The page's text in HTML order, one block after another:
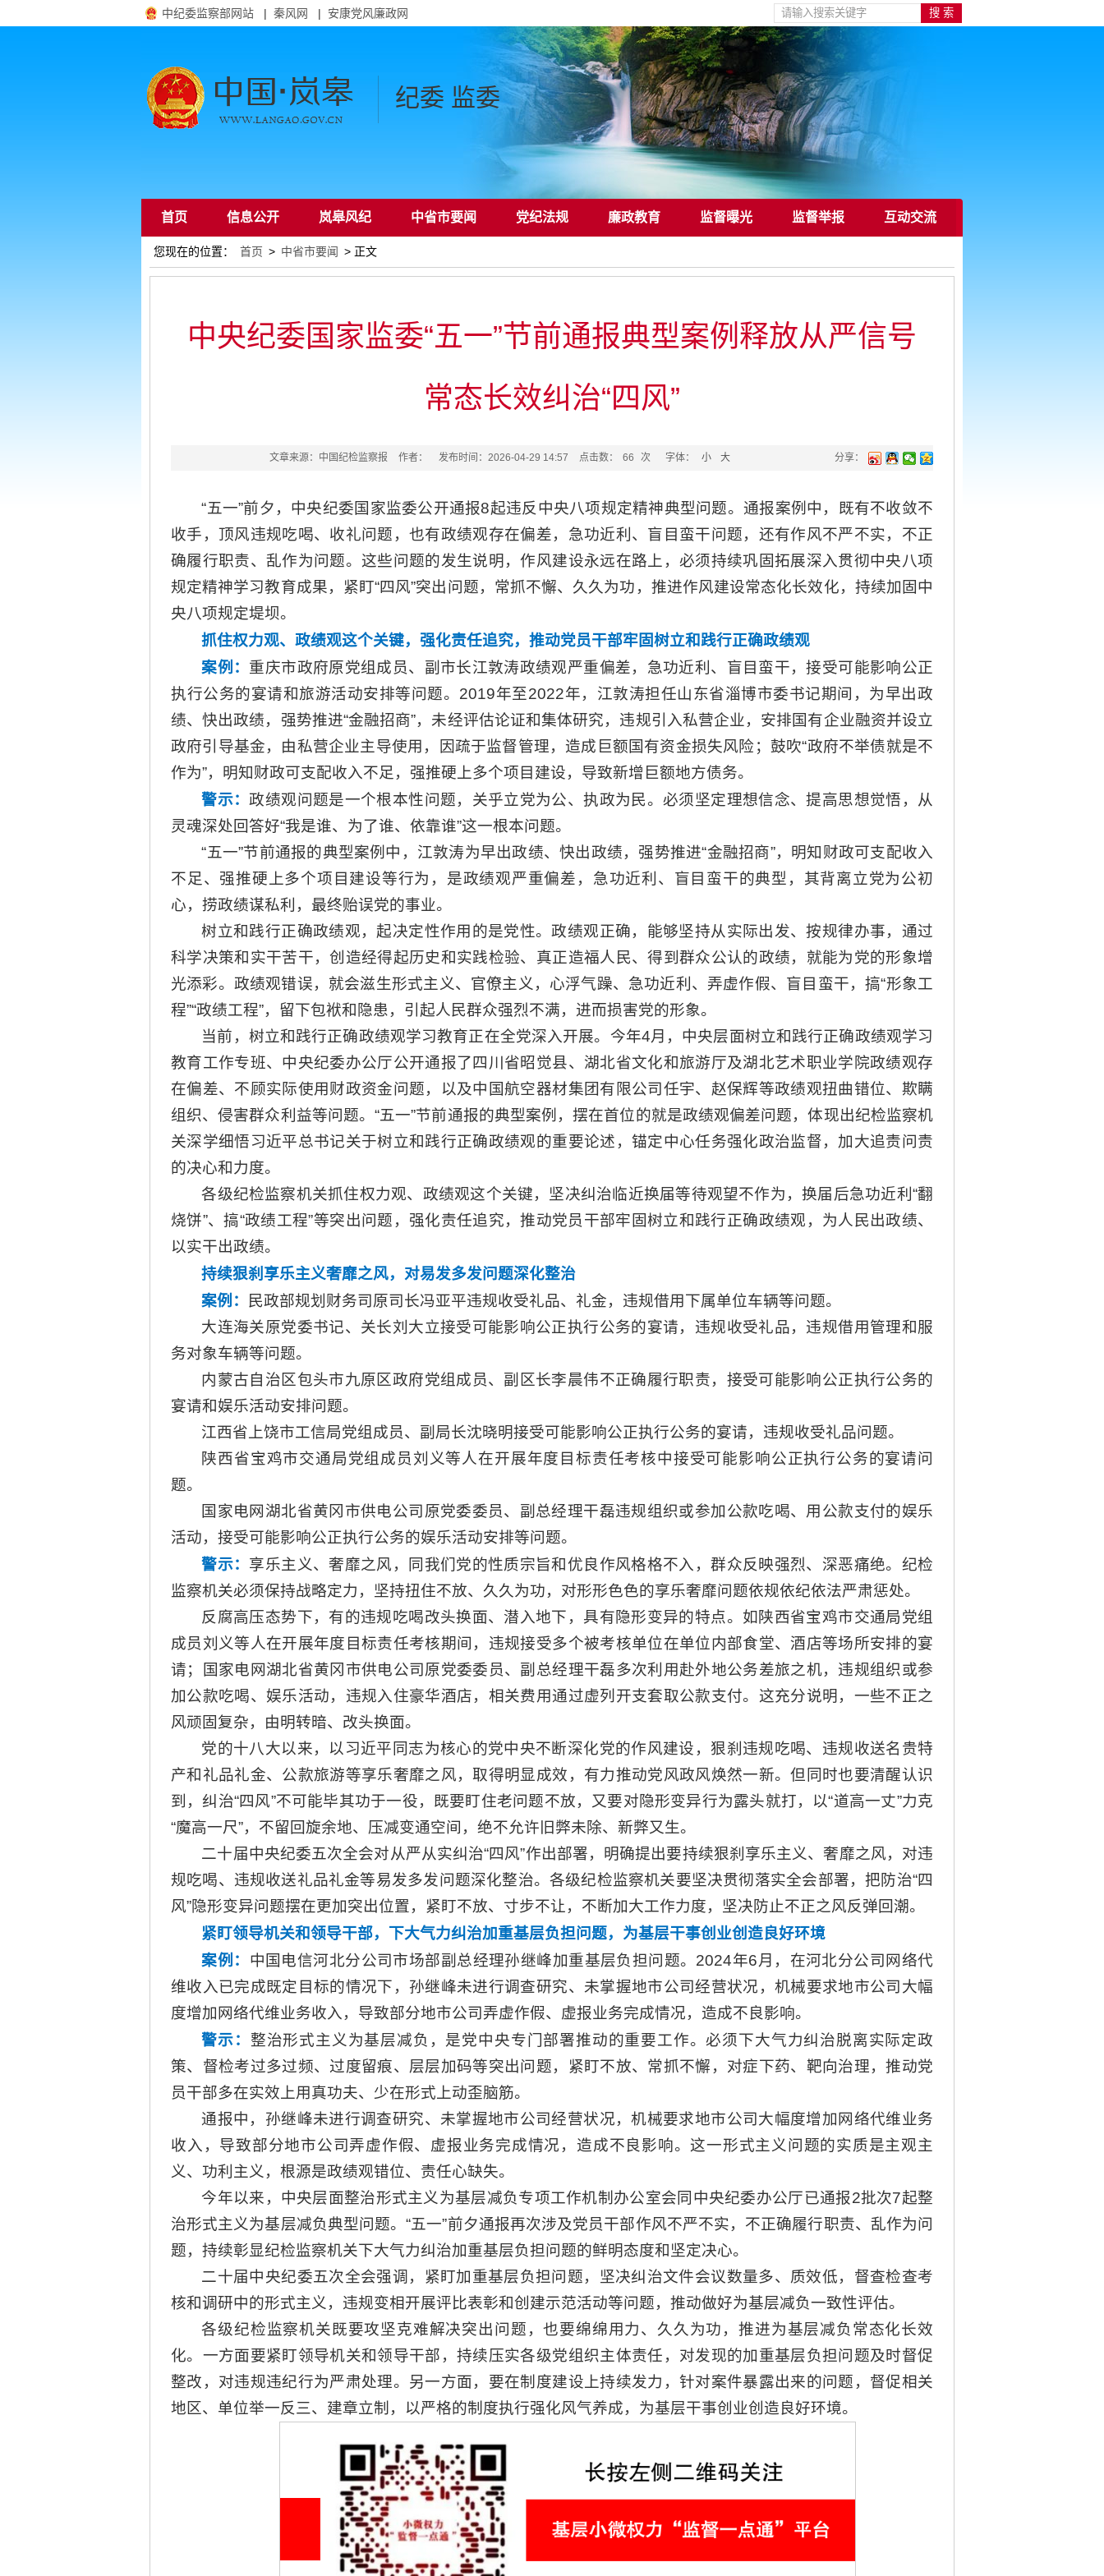
中纪委监察部网站 | 秦风网 | 安康党风廉政网
纪委 监委
首页 信息公开 岚皋风纪 中省市要闻 党纪法规 廉政教育 监督曝光 监督举报 互动交流
通知公告
您现在的位置： 首页 > 中省市要闻 > 正文
中央纪委国家监委“五一”节前通报典型案例释放从严信号
常态长效纠治“四风”
文章来源：中国纪检监察报 作者： 发布时间：2026-04-29 14:57 点击数： 66 次 字体： 小 大 分享：
“五一”前夕，中央纪委国家监委公开通报8起违反中央八项规定精神典型问题。通报案例中，既有不收敛不
收手，顶风违规吃喝、收礼问题，也有政绩观存在偏差，急功近利、盲目蛮干问题，还有作风不严不实，不正
确履行职责、乱作为问题。这些问题的发生说明，作风建设永远在路上，必须持续巩固拓展深入贯彻中央八项
规定精神学习教育成果，紧盯“四风”突出问题，常抓不懈、久久为功，推进作风建设常态化长效化，持续加固中
央八项规定堤坝。
抓住权力观、政绩观这个关键，强化责任追究，推动党员干部牢固树立和践行正确政绩观
案例： 重庆市政府原党组成员、副市长江敦涛政绩观严重偏差，急功近利、盲目蛮干，接受可能影响公正
执行公务的宴请和旅游活动安排等问题。2019年至2022年，江敦涛担任山东省淄博市委书记期间，为早出政
绩、快出政绩，强势推进“金融招商”，未经评估论证和集体研究，违规引入私营企业，安排国有企业融资并设立
政府引导基金，由私营企业主导使用，因疏于监督管理，造成巨额国有资金损失风险；鼓吹“政府不举债就是不
作为”，明知财政可支配收入不足，强推硬上多个项目建设，导致新增巨额地方债务。
警示：政绩观问题是一个根本性问题，关乎立党为公、执政为民。必须坚定理想信念、提高思想觉悟，从
灵魂深处回答好“我是谁、为了谁、依靠谁”这一根本问题。
“五一”节前通报的典型案例中，江敦涛为早出政绩、快出政绩，强势推进“金融招商”，明知财政可支配收入
不足、强推硬上多个项目建设等行为，是政绩观严重偏差，急功近利、盲目蛮干的典型，其背离立党为公初
心，捞政绩谋私利，最终贻误党的事业。
树立和践行正确政绩观，起决定性作用的是党性。政绩观正确，能够坚持从实际出发、按规律办事，通过
科学决策和实干苦干，创造经得起历史和实践检验、真正造福人民、得到群众公认的政绩，就能为党的形象增
光添彩。政绩观错误，就会滋生形式主义、官僚主义，心浮气躁、急功近利、弄虚作假、盲目蛮干，搞“形象工
程”“政绩工程”，留下包袱和隐患，引起人民群众强烈不满，进而损害党的形象。
当前，树立和践行正确政绩观学习教育正在全党深入开展。今年4月，中央层面树立和践行正确政绩观学习
教育工作专班、中央纪委办公厅公开通报了四川省昭觉县、湖北省文化和旅游厅及湖北艺术职业学院政绩观存
在偏差、不顾实际使用财政资金问题，以及中国航空器材集团有限公司任宇、赵保辉等政绩观扭曲错位、欺瞒
组织、侵害群众利益等问题。“五一”节前通报的典型案例，摆在首位的就是政绩观偏差问题，体现出纪检监察机
关深学细悟习近平总书记关于树立和践行正确政绩观的重要论述，锚定中心任务强化政治监督，加大追责问责
的决心和力度。
各级纪检监察机关抓住权力观、政绩观这个关键，坚决纠治临近换届等待观望不作为，换届后急功近利“翻
烧饼”、搞“政绩工程”等突出问题，强化责任追究，推动党员干部牢固树立和践行正确政绩观，为人民出政绩、
以实干出政绩。
持续狠刹享乐主义奢靡之风，对易发多发问题深化整治
案例：
民政部规划财务司原司长冯亚平违规收受礼品、礼金，违规借用下属单位车辆等问题。
大连海关原党委书记、关长刘大立接受可能影响公正执行公务的宴请，违规收受礼品，违规借用管理和服
务对象车辆等问题。
内蒙古自治区包头市九原区政府党组成员、副区长李晨伟不正确履行职责，接受可能影响公正执行公务的
宴请和娱乐活动安排问题。
江西省上饶市工信局党组成员、副局长沈晓明接受可能影响公正执行公务的宴请，违规收受礼品问题。
陕西省宝鸡市交通局党组成员刘义等人在开展年度目标责任考核中接受可能影响公正执行公务的宴请问
题。
国家电网湖北省黄冈市供电公司原党委委员、副总经理干磊违规组织或参加公款吃喝、用公款支付的娱乐
活动，接受可能影响公正执行公务的娱乐活动安排等问题。
警示： 享乐主义、奢靡之风，同我们党的性质宗旨和优良作风格格不入，群众反映强烈、深恶痛绝。纪检
监察机关必须保持战略定力，坚持扭住不放、久久为功，对形形色色的享乐奢靡问题依规依纪依法严肃惩处。
反腐高压态势下，有的违规吃喝改头换面、潜入地下，具有隐形变异的特点。如陕西省宝鸡市交通局党组
成员刘义等人在开展年度目标责任考核期间，违规接受多个被考核单位在单位内部食堂、酒店等场所安排的宴
请；国家电网湖北省黄冈市供电公司原党委委员、副总经理干磊多次利用赴外地公务差旅之机，违规组织或参
加公款吃喝、娱乐活动，违规入住豪华酒店，相关费用通过虚列开支套取公款支付。这充分说明，一些不正之
风顽固复杂，由明转暗、改头换面。
党的十八大以来，以习近平同志为核心的党中央不断深化党的作风建设，狠刹违规吃喝、违规收送名贵特
产和礼品礼金、公款旅游等享乐奢靡之风，取得明显成效，有力推动党风政风焕然一新。但同时也要清醒认识
到，纠治“四风”不可能毕其功于一役，既要盯住老问题不放，又要对隐形变异行为露头就打，以“道高一丈”力克
“魔高一尺”，不留回旋余地、压减变通空间，绝不允许旧弊未除、新弊又生。
二十届中央纪委五次全会对从严从实纠治“四风”作出部署，明确提出要持续狠刹享乐主义、奢靡之风，对违
规吃喝、违规收送礼品礼金等易发多发问题深化整治。各级纪检监察机关要坚决贯彻落实全会部署，把防治“四
风”隐形变异问题摆在更加突出位置，紧盯不放、寸步不让，不断加大工作力度，坚决防止不正之风反弹回潮。
紧盯领导机关和领导干部，下大气力纠治加重基层负担问题，为基层干事创业创造良好环境
案例： 中国电信河北分公司市场部副总经理孙继峰加重基层负担问题。2024年6月，在河北分公司网络代
维收入已完成既定目标的情况下，孙继峰未进行调查研究、未掌握地市公司经营状况，机械要求地市公司大幅
度增加网络代维业务收入，导致部分地市公司弄虚作假、虚报业务完成情况，造成不良影响。
警示： 整治形式主义为基层减负，是党中央专门部署推动的重要工作。必须下大气力纠治脱离实际定政
策、督检考过多过频、过度留痕、层层加码等突出问题，紧盯不放、常抓不懈，对症下药、靶向治理，推动党
员干部多在实效上用真功夫、少在形式上动歪脑筋。
通报中，孙继峰未进行调查研究、未掌握地市公司经营状况，机械要求地市公司大幅度增加网络代维业务
收入，导致部分地市公司弄虚作假、虚报业务完成情况，造成不良影响。这一形式主义问题的实质是主观主
义、功利主义，根源是政绩观错位、责任心缺失。
今年以来，中央层面整治形式主义为基层减负专项工作机制办公室会同中央纪委办公厅已通报2批次7起整
治形式主义为基层减负典型问题。“五一”前夕通报再次涉及党员干部作风不严不实，不正确履行职责、乱作为问
题，持续彰显纪检监察机关下大气力纠治加重基层负担问题的鲜明态度和坚定决心。
二十届中央纪委五次全会强调，紧盯加重基层负担问题，坚决纠治文件会议数量多、质效低，督查检查考
核和调研中的形式主义，违规变相开展评比表彰和创建示范活动等问题，推动做好为基层减负一致性评估。
各级纪检监察机关既要攻坚克难解决突出问题，也要绵绵用力、久久为功，推进为基层减负常态化长效
化。一方面要紧盯领导机关和领导干部，持续压实各级党组织主体责任，对发现的加重基层负担问题及时督促
整改，对违规违纪行为严肃处理。另一方面，要在制度建设上持续发力，针对案件暴露出来的问题，督促相关
地区、单位举一反三、建章立制，以严格的制度执行强化风气养成，为基层干事创业创造良好环境。